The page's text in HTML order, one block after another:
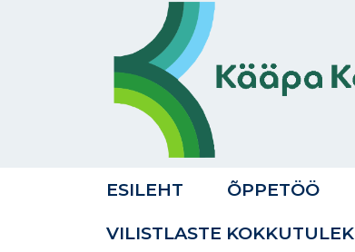
ESILEHT ÕPPETÖÖ
VILISTLASTE KOKKUTULEK